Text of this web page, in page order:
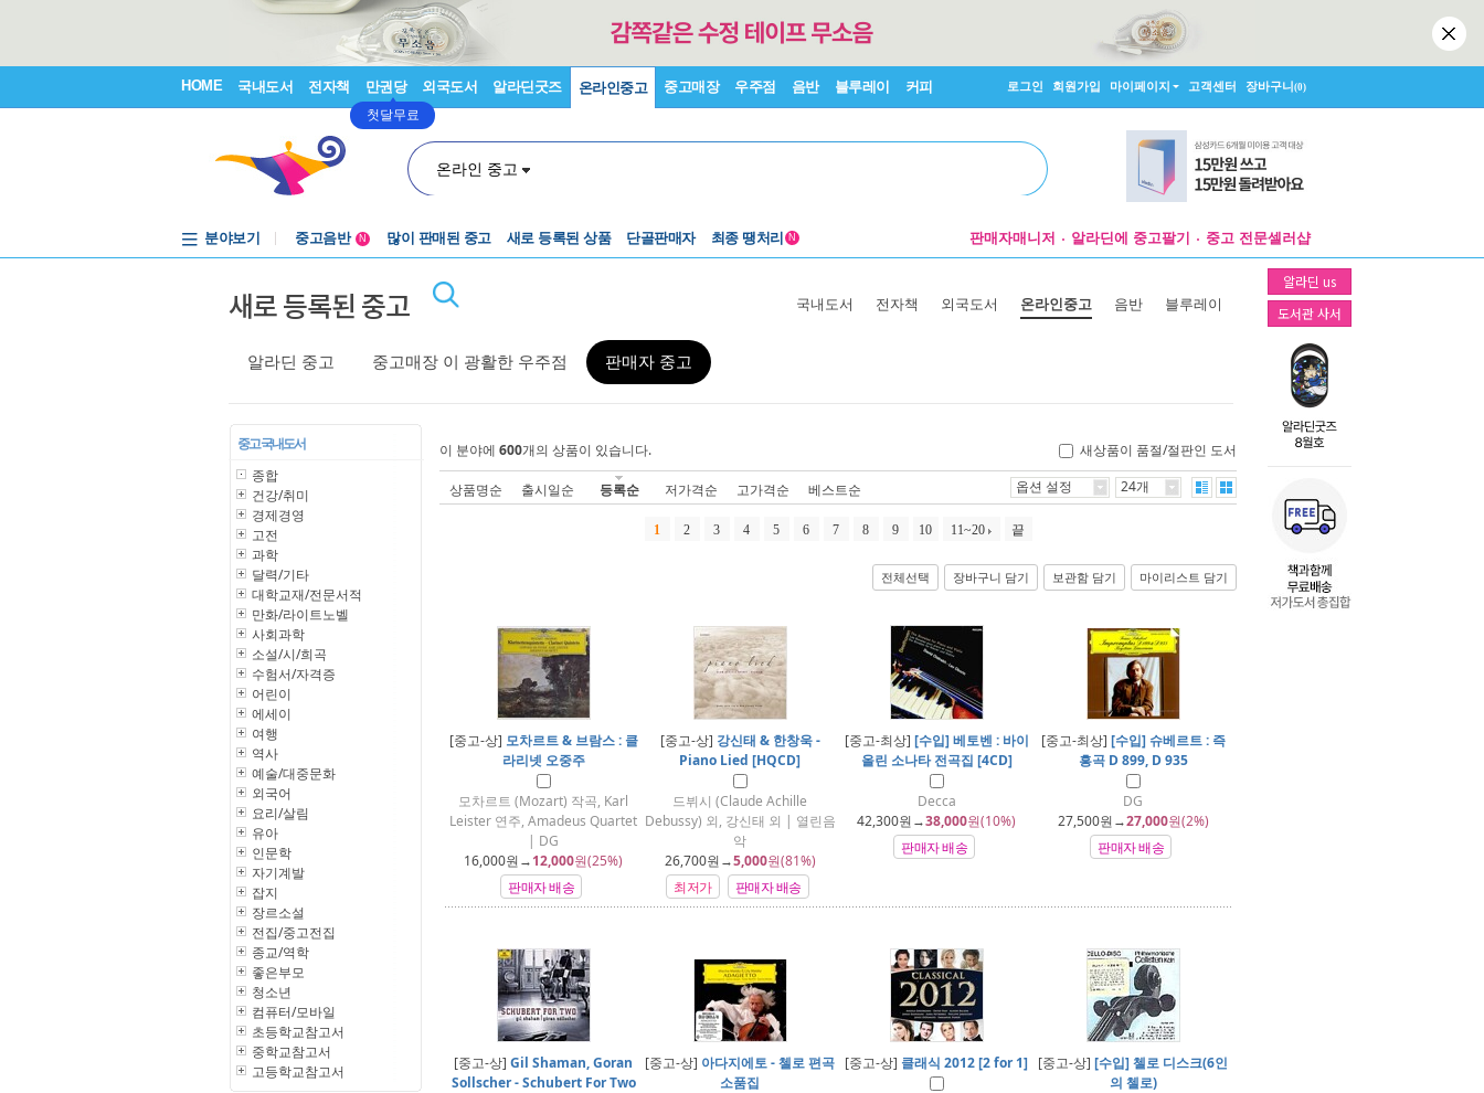
HOME 국내도서 전자책 만권당
첫달무료
외국도서 알라딘굿즈 온라인중고 중고매장 우주점 음반 블루레이 커피 로그인 회원가입 마이페이지 고객센터 장바구니(0)
온라인 중고
분야보기
중고음반
중고음반
N 많이 판매된 중고 새로 등록된 상품 단골판매자 최종 땡처리 N 판매자매니저 알라딘에 중고팔기 중고 전문셀러샵
알라딘 us
도서관 사서
새로 등록된 중고 국내도서 전자책 외국도서 온라인중고 음반 블루레이
알라딘 중고 중고매장 이 광활한 우주점 판매자 중고
중고 국내도서
종합
건강/취미
경제경영
고전
과학
달력/기타
대학교재/전문서적
만화/라이트노벨
사회과학
소설/시/희곡
수험서/자격증
어린이
에세이
여행
역사
예술/대중문화
외국어
요리/살림
유아
인문학
자기계발
잡지
장르소설
전집/중고전집
종교/역학
좋은부모
청소년
컴퓨터/모바일
초등학교참고서
중학교참고서
고등학교참고서
이 분야에 600개의 상품이 있습니다. 새상품이 품절/절판인 도서
상품명순 출시일순 등록순 저가격순 고가격순 베스트순 옵션 설정 24개
1 2 3 4 5 6 7 8 9 10 11~20 끝
전체선택 장바구니 담기 보관함 담기 마이리스트 담기
[중고-상] 모차르트 & 브람스 : 클
라리넷 오중주
모차르트 (Mozart) 작곡, Karl
Leister 연주, Amadeus Quartet
| DG
16,000원→12,000원(25%)
판매자 배송
[중고-상] 강신태 & 한창욱 -
Piano Lied [HQCD]
드뷔시 (Claude Achille
Debussy) 외, 강신태 외 | 열린음
악
26,700원→5,000원(81%)
최저가
판매자 배송
[중고-최상] [수입] 베토벤 : 바이
올린 소나타 전곡집 [4CD]
Decca
42,300원→38,000원(10%)
판매자 배송
[중고-최상] [수입] 슈베르트 : 즉
흥곡 D 899, D 935
DG
27,500원→27,000원(2%)
판매자 배송
[중고-상] Gil Shaman, Goran
Sollscher - Schubert For Two
[중고-상] 아다지에토 - 첼로 편곡
소품집
[중고-상] 클래식 2012 [2 for 1] [중고-상] [수입] 첼로 디스크(6인
의 첼로)